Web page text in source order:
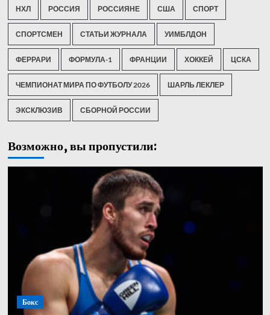
НХЛ РОССИЯ РОССИЯНЕ США СПОРТ
СПОРТСМЕН СТАТЬИ ЖУРНАЛА УИМБЛДОН
ФЕРРАРИ ФОРМУЛА-1 ФРАНЦИИ ХОККЕЙ ЦСКА
ЧЕМПИОНАТ МИРА ПО ФУТБОЛУ 2026 ШАРЛЬ ЛЕКЛЕР
ЭКСКЛЮЗИВ СБОРНОЙ РОССИИ
Возможно, вы пропустили:
Бокс